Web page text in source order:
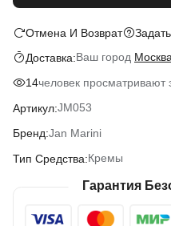
Отмена И Возврат
Доставка:Ваш город Москва
14человек просматривают
Артикул:JM053
Бренд:Jan Marini
Тип Средства:Кремы
Гарантия